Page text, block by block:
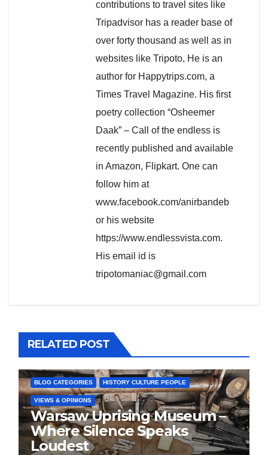
contributions to travel sites like
Tripadvisor has a reader base of
over forty thousand as well as in
websites like Tripoto, He is an
author for Happytrips.com, a
Times Travel Magazine. His first
poetry collection “Osheemer
Daak” – Call of the endless is
recently published and available
in Amazon, Flipkart. One can
follow him at
www.facebook.com/anirbandeb
or his website
https://www.endlessvista.com.
His email id is
tripotomaniac@gmail.com
RELATED POST
BLOG CATEGORIES HISTORY CULTURE PEOPLE
VIEWS & OPINIONS
Warsaw Uprising Museum –
Where Silence Speaks
Loudest